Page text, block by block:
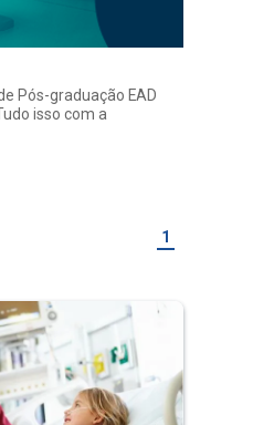
Pós-graduação EAD
isso com a
1